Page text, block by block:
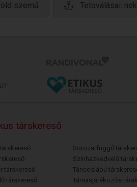
szemű Tetoválásai:
társkereső
társkereső
társkereső
Sorozatfüggő
Színházkedvelő
Táncoslábú
Társasjátékozós